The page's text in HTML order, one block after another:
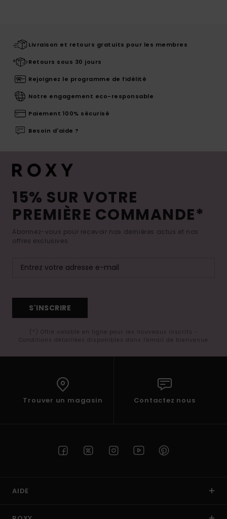
Livraison et retours gratuits pour les membres
Retours sous 30 jours
Rejoignez le programme de fidélité
Notre engagement eco-responsable
Paiement 100% sécurisé
Besoin d'aide ?
15% SUR VOTRE
PREMIÈRE COMMANDE*
Abonnez-vous pour recevoir nos dernières actus et nos
offres exclusives.
S'INSCRIRE
(*) Offre valable en ligne pour les nouveaux inscrits -
Conditions détaillées disponibles dans l'email de bienvenue
Trouver un magasin Contactez nous
AIDE